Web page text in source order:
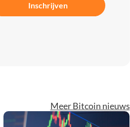
Inschrijven
Meer Bitcoin nieuws